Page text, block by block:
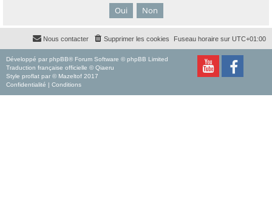
Fuseau horaire sur UTC+01:00
Supprimer les cookies
Nous contacter
Développé par phpBB® Forum Software © phpBB Limited
Traduction française officielle © Qiaeru
Style proflat par © Mazeltof 2017
Confidentialité | Conditions